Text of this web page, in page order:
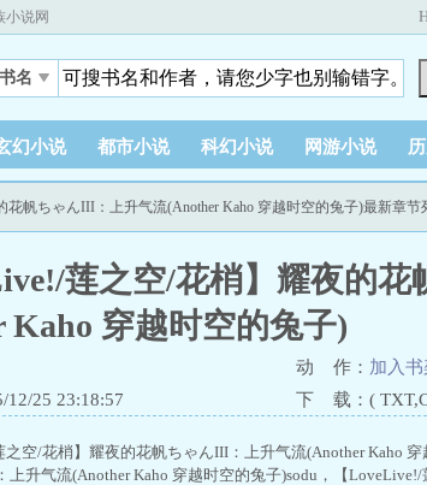
小说网
书名
幻小说 都市小说 科幻小说 网游小说
花帆ちゃんIII：上升气流(Another Kaho 穿越时空的兔子)最新章节
莲之空/花梢】耀夜的
Kaho 穿越时空的兔子)
动 作： 加入书
12/25 23:18:57
下 载：(
之空/花梢】耀夜的花帆ちゃんIII：上升气流(Another Kaho
上升气流(Another Kaho 穿越时空的兔子)sodu，【